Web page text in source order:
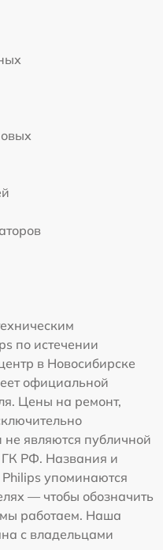
по истечении
в Новосибирске
официальной
Цены на ремонт,
являются публичной
ГК РФ. Названия и
упоминаются
— чтобы обозначить
мы работаем. Наша
с владельцами